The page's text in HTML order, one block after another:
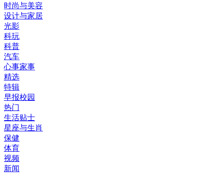
时尚与美容
设计与家居
光影
科玩
科普
汽车
心事家事
精选
特辑
早报校园
热门
生活贴士
星座与生肖
保健
体育
视频
新闻